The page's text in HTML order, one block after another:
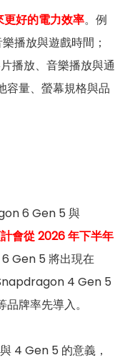
更好的電力效率。例
播放與遊戲時間；
播放、音樂播放與通
容量、螢幕規格與品
6 Gen 5 與
會從 2026 年下半年
Gen 5 將出現在
4 Gen 5
牌率先導入。
4 Gen 5 的意義，